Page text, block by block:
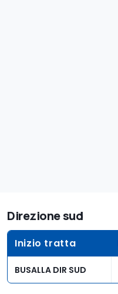
Direzione sud
Inizio tratta
BUSALLA DIR SUD